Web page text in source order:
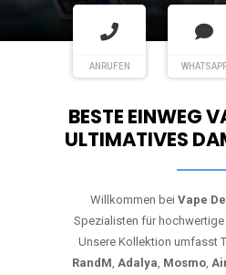
ANRUFEN
BESTE EINWEG
ULTIMATIVES
Willkommen bei Vape
Spezialisten für hochwertige
Unsere Kollektion umfasst
RandM, Adalya, Mosmo,